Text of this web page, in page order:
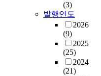
(3)
발행연도
2026
(9)
2025
(25)
2024
(21)